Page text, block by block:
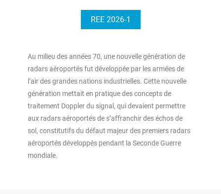
REE 2026-1
Au milieu des années 70, une nouvelle génération de
radars aéroportés fut développée par les armées de
l’air des grandes nations industrielles. Cette nouvelle
génération mettait en pratique des concepts de
traitement Doppler du signal, qui devaient permettre
aux radars aéroportés de s’affranchir des échos de
sol, constitutifs du défaut majeur des premiers radars
aéroportés développés pendant la Seconde Guerre
mondiale.